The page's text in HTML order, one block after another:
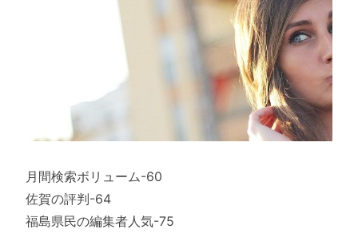
月間検索ボリューム-60
佐賀の評判-64
福島県民の編集者人気-75